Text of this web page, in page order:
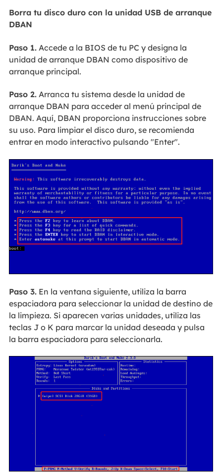
Borra tu disco duro con la unidad USB de arranque
DBAN
Paso 1.Accede a la BIOS de tu PC y designa la
unidad de arranque DBAN como dispositivo de
arranque principal.
Paso 2.Arranca tu sistema desde la unidad de
arranque DBAN para acceder al menú principal de
DBAN. Aquí, DBAN proporciona instrucciones sobre
su uso. Para limpiar el disco duro, se recomienda
entrar en modo interactivo pulsando "Enter".
Paso 3.En la ventana siguiente, utiliza la barra
espaciadora para seleccionar la unidad de destino de
la limpieza. Si aparecen varias unidades, utiliza las
teclas J o K para marcar la unidad deseada y pulsa
la barra espaciadora para seleccionarla.